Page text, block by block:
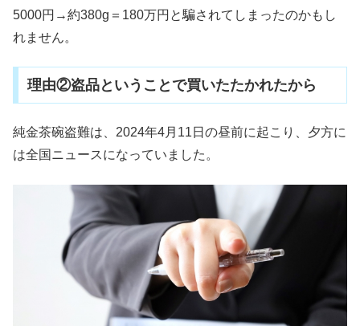
5000円→約380g＝180万円と騙されてしまったのかもし
れません。
理由②盗品ということで買いたたかれたから
純金茶碗盗難は、2024年4月11日の昼前に起こり、夕方に
は全国ニュースになっていました。